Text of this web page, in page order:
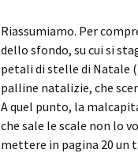
Riassumiamo. Per
dello sfondo, su cui si
petali di stelle di Natale
palline natalizie, che
A quel punto, la
che sale le scale non lo
mettere in pagina 20 un